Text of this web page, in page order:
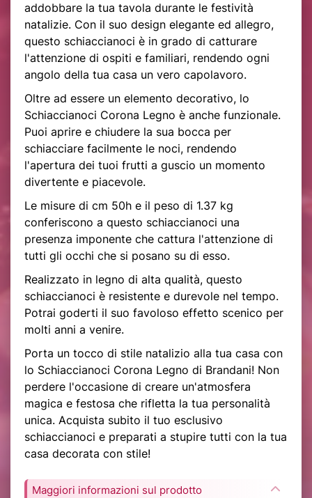
addobbare la tua tavola durante le festività
natalizie. Con il suo design elegante ed allegro,
questo schiaccianoci è in grado di catturare
l'attenzione di ospiti e familiari, rendendo ogni
angolo della tua casa un vero capolavoro.
Oltre ad essere un elemento decorativo, lo
Schiaccianoci Corona Legno è anche funzionale.
Puoi aprire e chiudere la sua bocca per
schiacciare facilmente le noci, rendendo
l'apertura dei tuoi frutti a guscio un momento
divertente e piacevole.
Le misure di cm 50h e il peso di 1.37 kg
conferiscono a questo schiaccianoci una
presenza imponente che cattura l'attenzione di
tutti gli occhi che si posano su di esso.
Realizzato in legno di alta qualità, questo
schiaccianoci è resistente e durevole nel tempo.
Potrai goderti il suo favoloso effetto scenico per
molti anni a venire.
Porta un tocco di stile natalizio alla tua casa con
lo Schiaccianoci Corona Legno di Brandani! Non
perdere l'occasione di creare un'atmosfera
magica e festosa che rifletta la tua personalità
unica. Acquista subito il tuo esclusivo
schiaccianoci e preparati a stupire tutti con la tua
casa decorata con stile!
Maggiori informazioni sul prodotto